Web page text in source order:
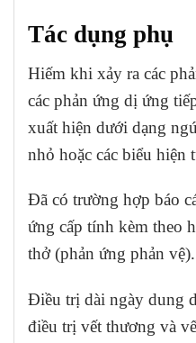
Tác dụng phụ
Hiếm khi xảy ra các
các phản ứng dị ứng
xuất hiện dưới dạng
nhỏ hoặc các biểu hiện
Đã có trường hợp báo
ứng cấp tính kèm theo
thở (phản ứng phản vệ).
Điều trị dài ngày dung
điều trị vết thương và